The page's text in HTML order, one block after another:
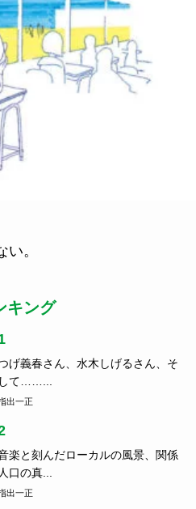
。
キング
げ義春さん、水木しげるさん、そ
して……...
出一正
楽と刻んだローカルの風景、関係
人口の真...
出一正